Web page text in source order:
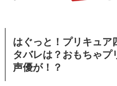
はぐっと！プリキュア
タバレは？おもちゃプ
声優が！？